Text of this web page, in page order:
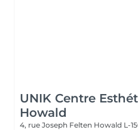
UNIK Centre
Howald
4, rue Joseph Felten Howald L-